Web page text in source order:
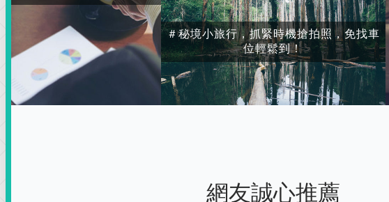
＃秘境小旅行，抓緊時機搶拍照，免找車
位輕鬆到！
網友誠心推薦